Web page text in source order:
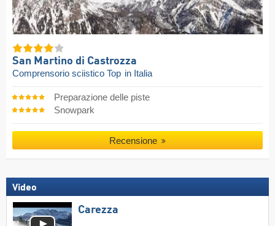
San Martino di Castrozza
Comprensorio sciistico Top in Italia
Preparazione delle piste
Snowpark
Recensione
Video
Carezza